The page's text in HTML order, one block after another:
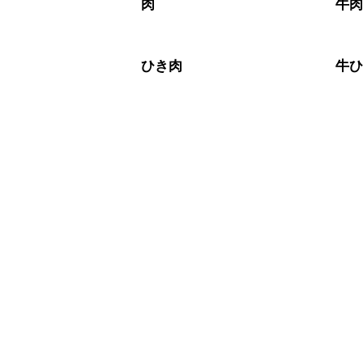
ピをご利用いただけますと幸いです。
肉 牛肉
ひき肉 牛